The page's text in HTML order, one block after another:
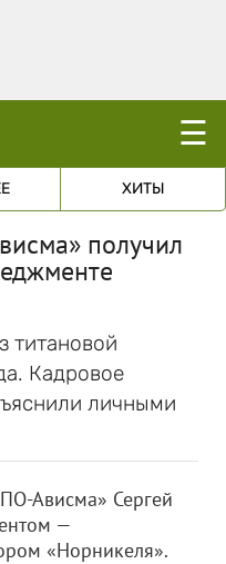
☰
ХИТЫ
получил
титановой
Кадровое
личными
Ависма» Сергей
—
«Норникеля».